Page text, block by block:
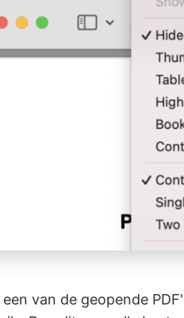
van de geopende